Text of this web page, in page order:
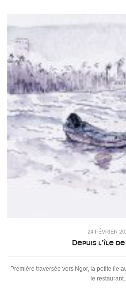
24 FÉVRIER
Depuis l’île
Première traversée vers Ngor, la petite île
le